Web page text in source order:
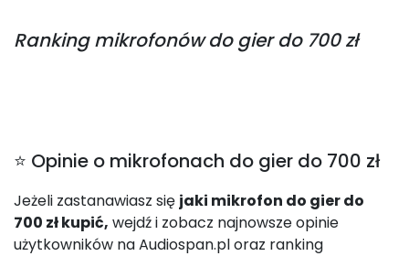
Rankingmikrofonów do gier do 700 zł
⭐ Opinie o mikrofonach do gier do 700 zł
Jeżeli zastanawiasz się jaki mikrofon do gier do
700 zł kupić, wejdź i zobacz najnowsze opinie
użytkowników na Audiospan.pl oraz ranking